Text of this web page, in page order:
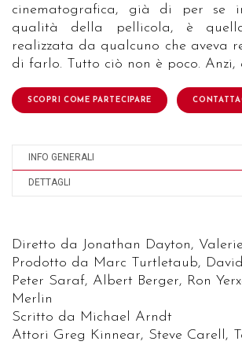
cinematografica, già di per se
qualità della pellicola, è
realizzata da qualcuno che aveva
di farlo. Tutto ciò non è poco. Anzi,
SCOPRI COME PARTECIPARE
INFO GENERALI
DETTAGLI
Diretto da Jonathan Dayton,
Prodotto da Marc Turtletaub,
Peter Saraf, Albert Berger, Ron
Merlin
Scritto da Michael Arndt
Attori Greg Kinnear, Steve Carell,